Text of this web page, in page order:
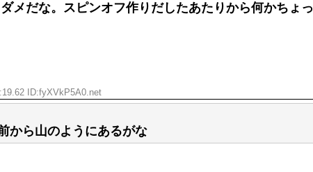
メだな。スピンオフ作りだしたあたりから何かちょっ
ID:fyXVkP5A0.net
から山のようにあるがな